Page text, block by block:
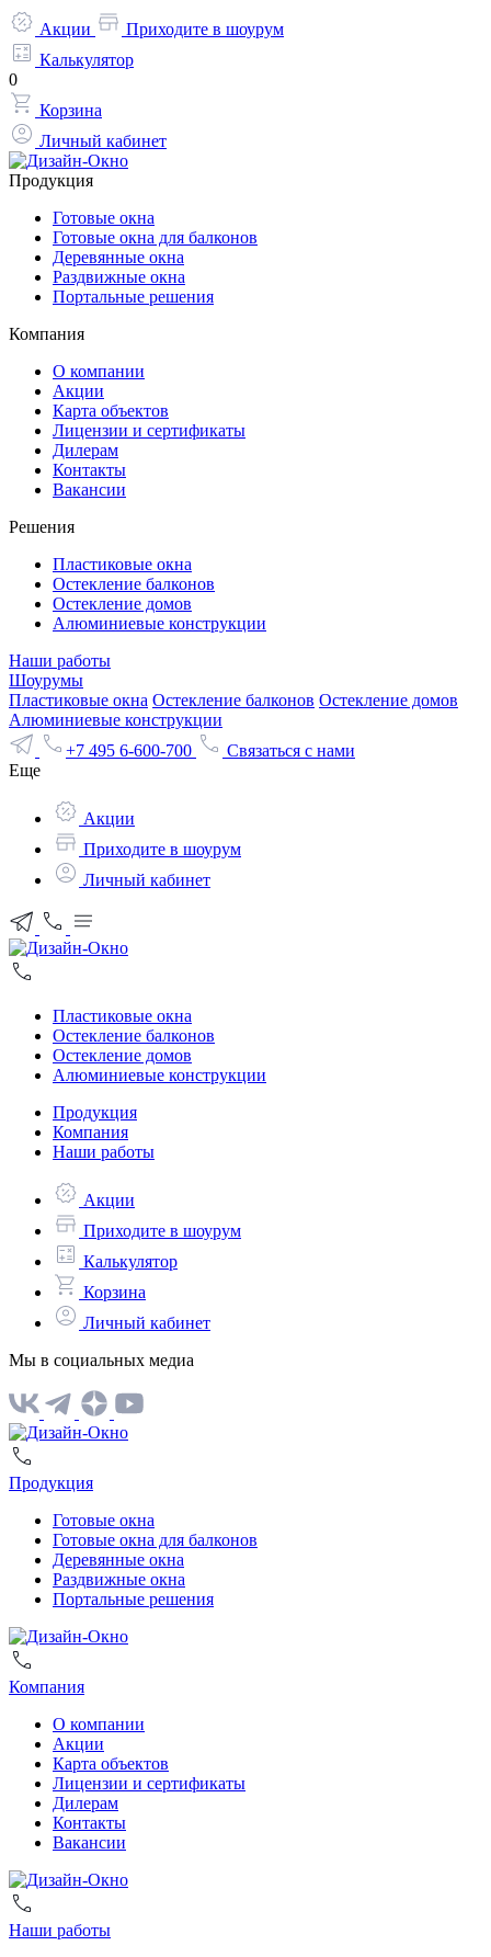
Акции
Приходите в шоурум
Калькулятор
0
Корзина
Личный кабинет
Продукция
Готовые окна
Готовые окна для балконов
Деревянные окна
Раздвижные окна
Портальные решения
Компания
О компании
Акции
Карта объектов
Лицензии и сертификаты
Дилерам
Контакты
Вакансии
Решения
Пластиковые окна
Остекление балконов
Остекление домов
Алюминиевые конструкции
Наши работы
Шоурумы
Пластиковые окна Остекление балконов Остекление домов
Алюминиевые конструкции
+7 495 6-600-700
Связаться с нами
Еще
Акции
Приходите в шоурум
Личный кабинет
Пластиковые окна
Остекление балконов
Остекление домов
Алюминиевые конструкции
Продукция
Компания
Наши работы
Акции
Приходите в шоурум
Калькулятор
Корзина
Личный кабинет
Мы в социальных медиа
Продукция
Готовые окна
Готовые окна для балконов
Деревянные окна
Раздвижные окна
Портальные решения
Компания
О компании
Акции
Карта объектов
Лицензии и сертификаты
Дилерам
Контакты
Вакансии
Наши работы